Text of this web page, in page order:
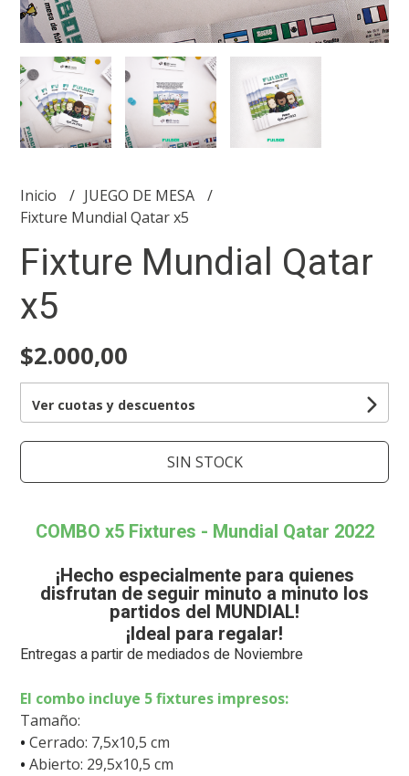
Inicio
JUEGO DE MESA
Fixture Mundial Qatar x5
Fixture Mundial Qatar
x5
$2.000,00
Ver cuotas y descuentos
SIN STOCK
COMBO x5 Fixtures - Mundial Qatar 2022
¡Hecho especialmente para quienes
disfrutan de seguir minuto a minuto los
partidos del MUNDIAL!
¡Ideal para regalar!
Entregas a partir de mediados de Noviembre
El combo incluye 5 fixtures impresos:
Tamaño:
•Cerrado: 7,5x10,5 cm
•Abierto: 29,5x10,5 cm